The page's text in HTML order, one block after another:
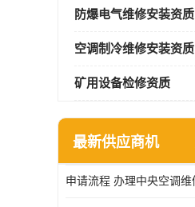
防爆电气维修安装资质
空调制冷维修安装资质
矿用设备检修资质
最新供应商机